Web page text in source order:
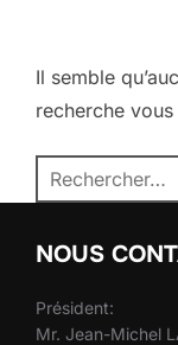
Il semble
recherche
Recherche
pour :
NOUS
Président:
Mr. Jean-Michel